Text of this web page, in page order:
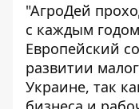
"АгроДей
с каждым
Европейский
развитии
Украине, так